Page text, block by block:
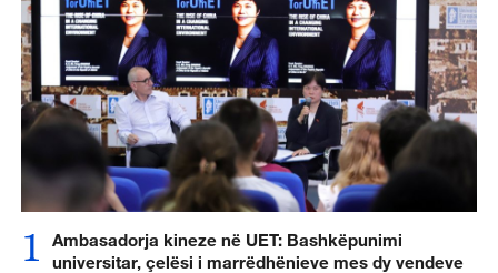
1
Ambasadorja kineze në UET: Bashkëpunimi
universitar, çelësi i marrëdhënieve mes dy vendeve